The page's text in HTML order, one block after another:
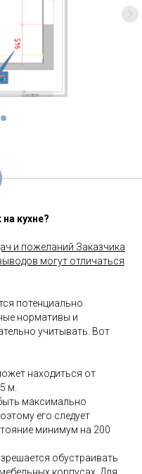
кухне?
и пожеланий Заказчика
могут отличаться
потенциально
нормативы и
учитывать. Вот
находиться от
м.
максимально
его следует
минимум на 200
обустраивать